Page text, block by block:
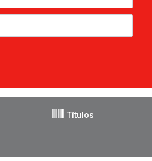
Títulos